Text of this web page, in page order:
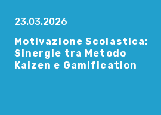
23.03.2026
Motivazione Scolastica:
Sinergie tra Metodo
Kaizen e Gamification